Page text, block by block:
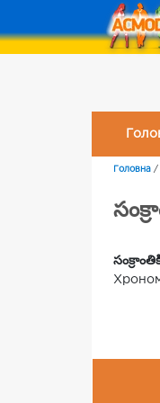
Головна /